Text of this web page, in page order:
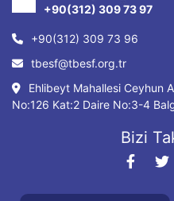
+90(312) 309 73 97
+90(312) 309 73 96
tbesf@tbesf.org.tr
Ehlibeyt Mahallesi Ceyhun
No:126 Kat:2 Daire No:3-4
Bizi